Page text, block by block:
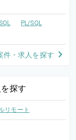
PL/SQL
件・求人を探す
探す
リモート